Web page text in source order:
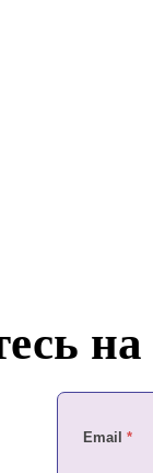
Email *